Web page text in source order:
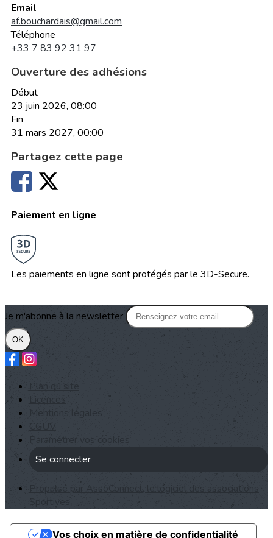
Email
af.bouchardais@gmail.com
Téléphone
+33 7 83 92 31 97
Ouverture des adhésions
Début
23 juin 2026, 08:00
Fin
31 mars 2027, 00:00
Partagez cette page
Paiement en ligne
Les paiements en ligne sont protégés par le 3D-Secure.
Je m'abonne à la newsletter
OK
Se connecter
Propulsé par AssoConnect, le logiciel des associations
Vos choix en matière de confidentialité